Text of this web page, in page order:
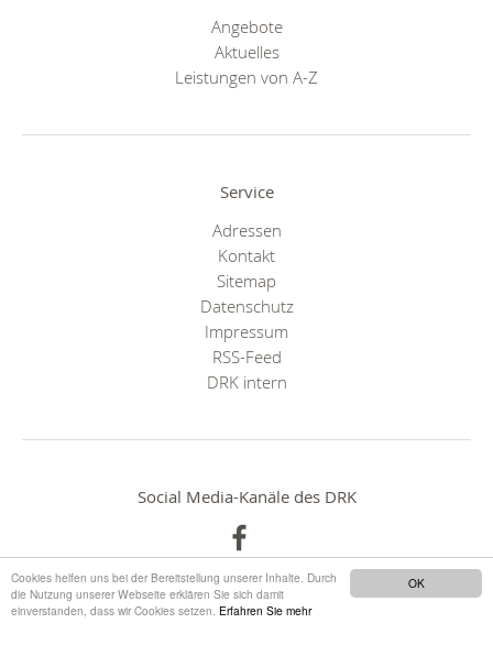
OK
Cookies helfen uns bei der Bereitstellung unserer Inhalte. Durch
die Nutzung unserer Webseite erklären Sie sich damit
einverstanden, dass wir Cookies setzen. Erfahren Sie mehr
Angebote
Aktuelles
Leistungen von A-Z
Service
Adressen
Kontakt
Sitemap
Datenschutz
Impressum
RSS-Feed
DRK intern
Social Media-Kanäle des DRK